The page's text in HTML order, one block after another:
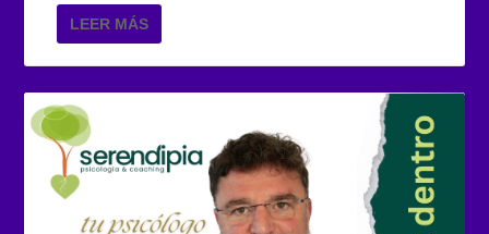
LEER MÁS